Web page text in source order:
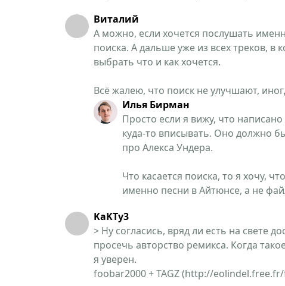
Виталий
А можно, если хочется послушать
поиска. А дальше уже из всех треков, в
выбрать что и как хочется.
Всё жалею, что поиск не улучшают,
Илья Бирман
Просто если я вижу, что
куда-то вписывать. Оно должно
про Алекса Ундера.
Что касается поиска, то я хочу,
именно песни в Айтюнсе, а не
KaKTy3
> Ну согласись, вряд ли есть на свете
просечь авторство ремикса. Когда
я уверен.
foobar2000 + TAGZ (http://